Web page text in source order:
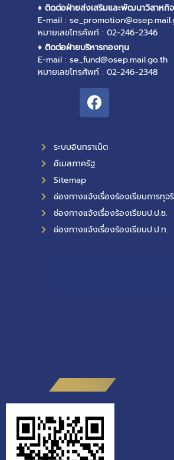
♦ ติดต่อฝ่ายส่งเสริมและพัฒนาวิสาหกิ
E-mail :
หมายเลขโทรศัพท์ : 02-246-2346
♦ ติดต่อฝ่ายบริหารกองทุน
E-mail : se_fund@osep.mail.go.th
หมายเลขโทรศัพท์ : 02-246-2348
ระบบอินทราเน็ต
อีเมลภาครัฐ
Sitemap
ช่องทางแจ้งเรื่องร้องเรียนการทุ
ช่องทางแจ้งเรื่องร้องเรียนป.ป.ช.
ช่องทางแจ้งเรื่องร้องเรียนป.ป.ท.